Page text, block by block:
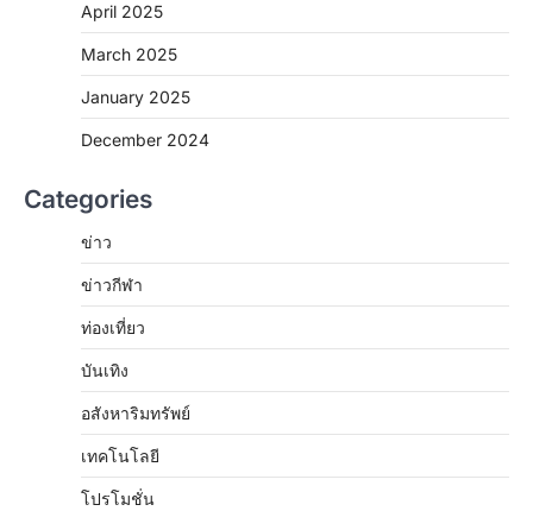
April 2025
March 2025
January 2025
December 2024
Categories
ข่าว
ข่าวกีฬา
ท่องเที่ยว
บันเทิง
อสังหาริมทรัพย์
เทคโนโลยี
โปรโมชั่น